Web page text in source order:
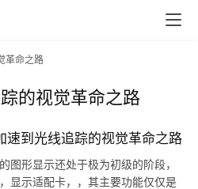
革命之路
的视觉革命之路
速到光线追踪的视觉革命之路
图形显示还处于极为初级的阶段，
显示适配卡，，其主要功能仅仅是